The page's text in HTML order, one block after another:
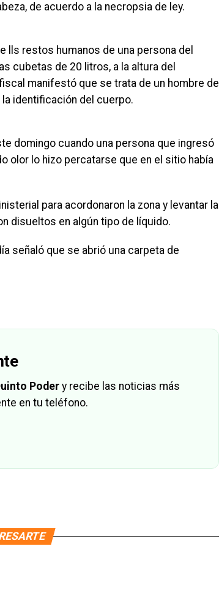
de acuerdo a la necropsia de ley.
lls restos humanos de una persona del
cubetas de 20 litros, a la altura del
manifestó que se trata de un hombre de
identificación del cuerpo.
domingo cuando una persona que ingresó
olor lo hizo percatarse que en el sitio había
para acordonaron la zona y levantar la
disueltos en algún tipo de líquido.
señaló que se abrió una carpeta de
Podery recibe las noticias más
en tu teléfono.